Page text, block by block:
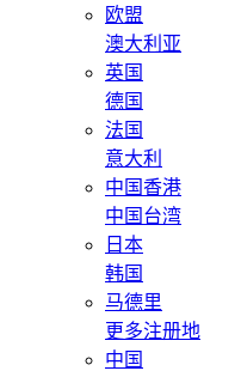
欧盟
澳大利亚
英国
德国
法国
意大利
中国香港
中国台湾
日本
韩国
马德里
更多注册地
中国